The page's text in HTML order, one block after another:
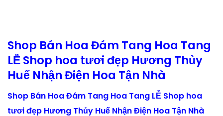
Shop Bán Hoa Đám Tang Hoa Tang
LỄ Shop hoa tươi đẹp Hương Thủy
Huế Nhận Điện Hoa Tận Nhà
Shop Bán Hoa Đám Tang Hoa Tang LỄ Shop hoa
tươi đẹp Hương Thủy Huế Nhận Điện Hoa Tận Nhà